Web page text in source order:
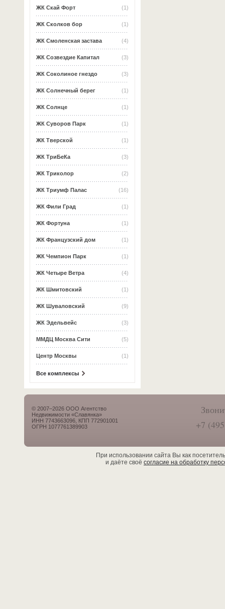
(1)
ЖК Скай Форт
(1)
ЖК Сколков бор
(4)
ЖК Смоленская застава
(3)
ЖК Созвездие Капитал
(3)
ЖК Соколиное гнездо
(1)
ЖК Солнечный берег
(1)
ЖК Солнце
(1)
ЖК Суворов Парк
(1)
ЖК Тверской
(3)
ЖК ТриБеКа
(2)
ЖК Триколор
(16)
ЖК Триумф Палас
(1)
ЖК Фили Град
(1)
ЖК Фортуна
(1)
ЖК Французский дом
(1)
ЖК Чемпион Парк
(4)
ЖК Четыре Ветра
(1)
ЖК Шмитовский
(9)
ЖК Шуваловский
(3)
ЖК Эдельвейс
(5)
ММДЦ Москва Сити
(1)
Центр Москвы
Все комплексы
© 2007–2026 ООО Агентство
Недвижимости «Славянка»
ИНН 7743663096, КПП 772901001
ОГРН 1077761389903
+7
При использовании сайта Вы как
и даёте своё согласие на обработку